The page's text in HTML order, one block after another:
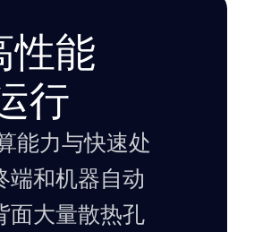
27″ 更
性能
行
能力与快速处
端和机器自动
面大量散热孔